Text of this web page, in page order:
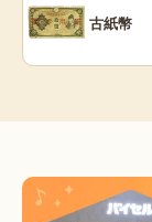
古紙幣